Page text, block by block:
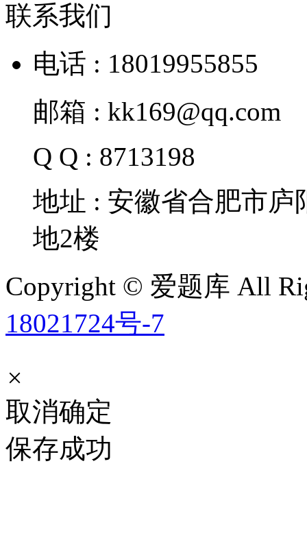
联系我们
电话 : 18019955855
邮箱 : kk169@qq.com
Q Q : 8713198
地址 : 安徽省合肥市
地2楼
Copyright © 爱题库 All
18021724号-7
×
取消确定
保存成功